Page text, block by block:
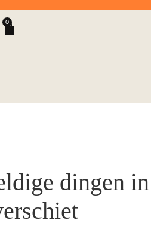
0
dingen in